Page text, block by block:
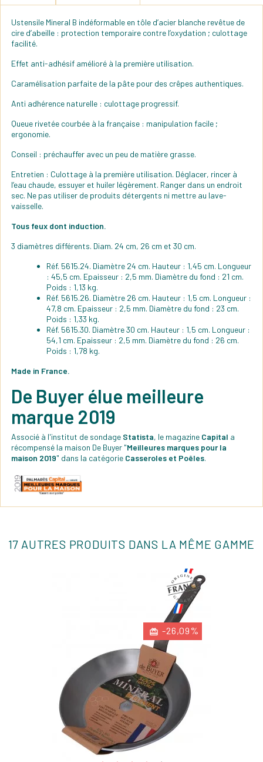
Ustensile Mineral B indéformable en tôle d’acier blanche revêtue de
cire d’abeille : protection temporaire contre l’oxydation ; culottage
facilité.
Effet anti-adhésif amélioré à la première utilisation.
Caramélisation parfaite de la pâte pour des crêpes authentiques.
Anti adhérence naturelle : culottage progressif.
Queue rivetée courbée à la française : manipulation facile ;
ergonomie.
Conseil : préchauffer avec un peu de matière grasse.
Entretien : Culottage à la première utilisation. Déglacer, rincer à
l’eau chaude, essuyer et huiler légèrement. Ranger dans un endroit
sec. Ne pas utiliser de produits détergents ni mettre au lave-
vaisselle.
Tous feux dont induction.
3 diamètres différents. Diam. 24 cm, 26 cm et 30 cm.
Réf. 5615.24. Diamètre 24 cm. Hauteur : 1,45 cm. Longueur
: 45,5 cm. Epaisseur : 2,5 mm. Diamètre du fond : 21 cm.
Poids : 1,13 kg.
Réf. 5615.26. Diamètre 26 cm. Hauteur : 1,5 cm. Longueur :
47,8 cm. Epaisseur : 2,5 mm. Diamètre du fond : 23 cm.
Poids : 1,33 kg.
Réf. 5615.30. Diamètre 30 cm. Hauteur : 1,5 cm. Longueur :
54,1 cm. Epaisseur : 2,5 mm. Diamètre du fond : 26 cm.
Poids : 1,78 kg.
Made in France.
De Buyer élue meilleure
marque 2019
Associé à l'institut de sondage Statista, le magazine Capital a
récompensé la maison De Buyer "Meilleures marques pour la
maison 2019" dans la catégorie Casseroles et Poêles.
17 AUTRES PRODUITS DANS LA MÊME GAMME
-26,09%